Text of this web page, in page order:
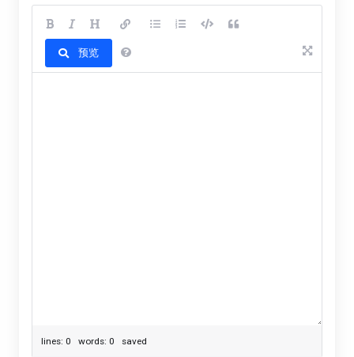
预览
lines: 0 words: 0 saved